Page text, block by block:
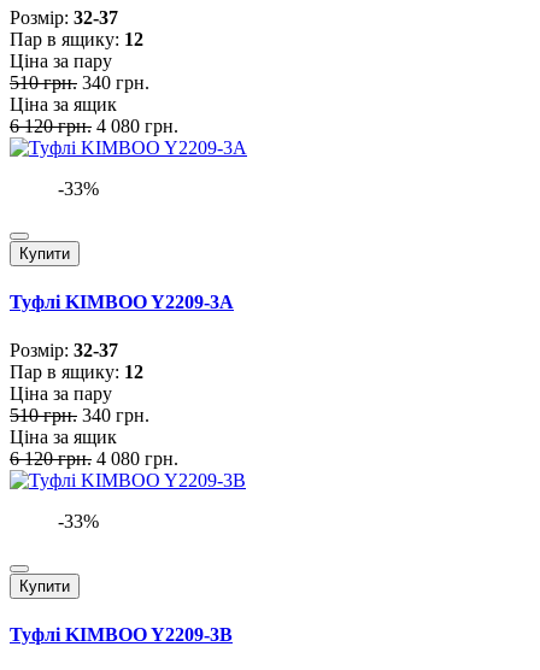
Розмiр: 32-37
Пар в ящику: 12
Ціна за пару
510 грн. 340 грн.
Ціна за ящик
6 120 грн. 4 080 грн.
-33%
Купити
Туфлі KIMBOO Y2209-3A
Розмiр: 32-37
Пар в ящику: 12
Ціна за пару
510 грн. 340 грн.
Ціна за ящик
6 120 грн. 4 080 грн.
-33%
Купити
Туфлі KIMBOO Y2209-3B